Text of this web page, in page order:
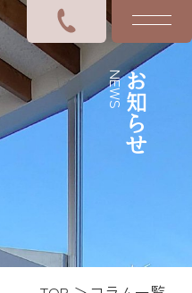
お知らせ
NEWS